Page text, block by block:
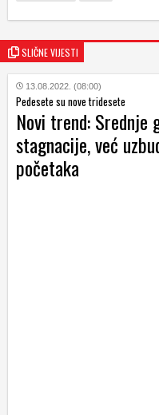
SLIČNE VIJESTI
13.08.2022. (08:00)
Pedesete su nove tridesete
Novi trend: Srednje
stagnacije, već
početaka